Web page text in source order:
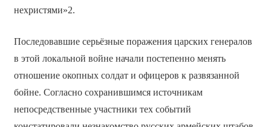
нехристями»2.
Последовавшие серьёзные поражения царских генералов
в этой локальной войне начали постепенно менять
отношение окопных солдат и офицеров к развязанной
бойне. Согласно сохранившимся источникам
непосредственные участники тех событий